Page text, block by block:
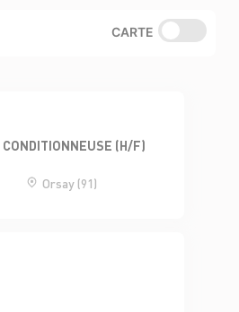
CARTE
(H/F)
Orsay (91)